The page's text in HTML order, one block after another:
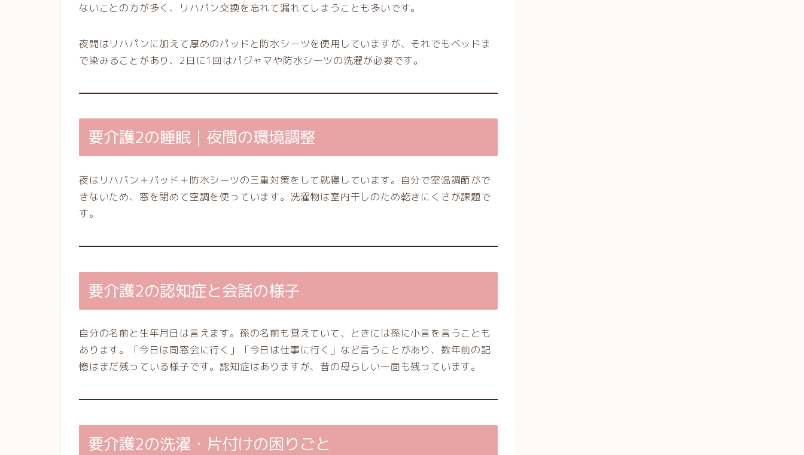
ないことの方が多く、リハパン交換を忘れて漏れてしまうことも多いです。
夜間はリハパンに加えて厚めのパッドと防水シーツを使用していますが、それでもベッドま
で染みることがあり、2日に1回はパジャマや防水シーツの洗濯が必要です。
要介護2の睡眠｜夜間の環境調整
夜はリハパン＋パッド＋防水シーツの三重対策をして就寝しています。自分で室温調節がで
きないため、窓を閉めて空調を使っています。洗濯物は室内干しのため乾きにくさが課題で
す。
要介護2の認知症と会話の様子
自分の名前と生年月日は言えます。孫の名前も覚えていて、ときには孫に小言を言うことも
あります。「今日は同窓会に行く」「今日は仕事に行く」など言うことがあり、数年前の記
憶はまだ残っている様子です。認知症はありますが、昔の母らしい一面も残っています。
要介護2の洗濯・片付けの困りごと